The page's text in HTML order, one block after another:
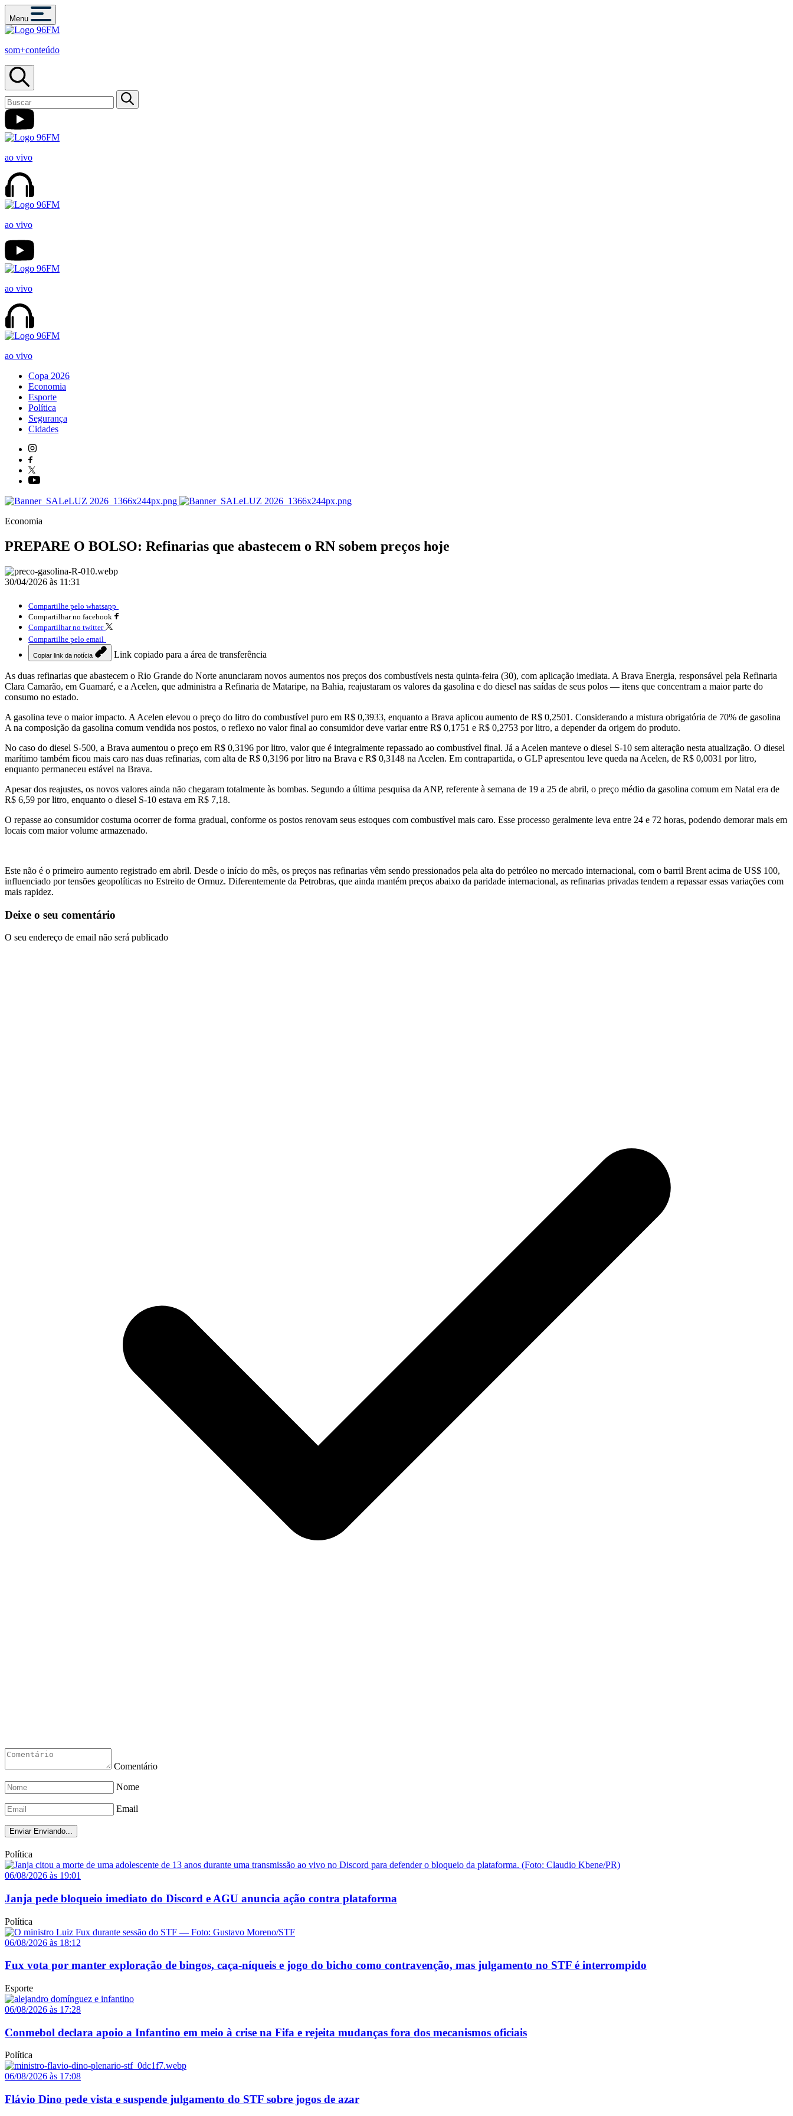
Menu
som+conteúdo
ao vivo
ao vivo
ao vivo
ao vivo
Copa 2026
Economia
Esporte
Política
Segurança
Cidades
Economia
PREPARE O BOLSO: Refinarias que abastecem o RN sobem preços hoje
30/04/2026 às 11:31
Compartilhe pelo whatsapp
Compartilhar no facebook
Compartilhar no twitter
Compartilhe pelo email
Copiar link da notícia Link copiado para a área de transferência
As duas refinarias que abastecem o Rio Grande do Norte anunciaram novos aumentos nos preços dos combustíveis nesta quinta-feira (30), com aplicação imediata. A Brava Energia, responsável pela Refinaria
Clara Camarão, em Guamaré, e a Acelen, que administra a Refinaria de Mataripe, na Bahia, reajustaram os valores da gasolina e do diesel nas saídas de seus polos — itens que concentram a maior parte do
consumo no estado.
A gasolina teve o maior impacto. A Acelen elevou o preço do litro do combustível puro em R$ 0,3933, enquanto a Brava aplicou aumento de R$ 0,2501. Considerando a mistura obrigatória de 70% de gasolina
A na composição da gasolina comum vendida nos postos, o reflexo no valor final ao consumidor deve variar entre R$ 0,1751 e R$ 0,2753 por litro, a depender da origem do produto.
No caso do diesel S-500, a Brava aumentou o preço em R$ 0,3196 por litro, valor que é integralmente repassado ao combustível final. Já a Acelen manteve o diesel S-10 sem alteração nesta atualização. O diesel
marítimo também ficou mais caro nas duas refinarias, com alta de R$ 0,3196 por litro na Brava e R$ 0,3148 na Acelen. Em contrapartida, o GLP apresentou leve queda na Acelen, de R$ 0,0031 por litro,
enquanto permaneceu estável na Brava.
Apesar dos reajustes, os novos valores ainda não chegaram totalmente às bombas. Segundo a última pesquisa da ANP, referente à semana de 19 a 25 de abril, o preço médio da gasolina comum em Natal era de
R$ 6,59 por litro, enquanto o diesel S-10 estava em R$ 7,18.
O repasse ao consumidor costuma ocorrer de forma gradual, conforme os postos renovam seus estoques com combustível mais caro. Esse processo geralmente leva entre 24 e 72 horas, podendo demorar mais em
locais com maior volume armazenado.
Este não é o primeiro aumento registrado em abril. Desde o início do mês, os preços nas refinarias vêm sendo pressionados pela alta do petróleo no mercado internacional, com o barril Brent acima de US$ 100,
influenciado por tensões geopolíticas no Estreito de Ormuz. Diferentemente da Petrobras, que ainda mantém preços abaixo da paridade internacional, as refinarias privadas tendem a repassar essas variações com
mais rapidez.
Deixe o seu comentário
O seu endereço de email não será publicado
Comentário
Nome
Email
Enviar Enviando...
Política
06/08/2026 às 19:01
Janja pede bloqueio imediato do Discord e AGU anuncia ação contra plataforma
Política
06/08/2026 às 18:12
Fux vota por manter exploração de bingos, caça-níqueis e jogo do bicho como contravenção, mas julgamento no STF é interrompido
Esporte
06/08/2026 às 17:28
Conmebol declara apoio a Infantino em meio à crise na Fifa e rejeita mudanças fora dos mecanismos oficiais
Política
06/08/2026 às 17:08
Flávio Dino pede vista e suspende julgamento do STF sobre jogos de azar